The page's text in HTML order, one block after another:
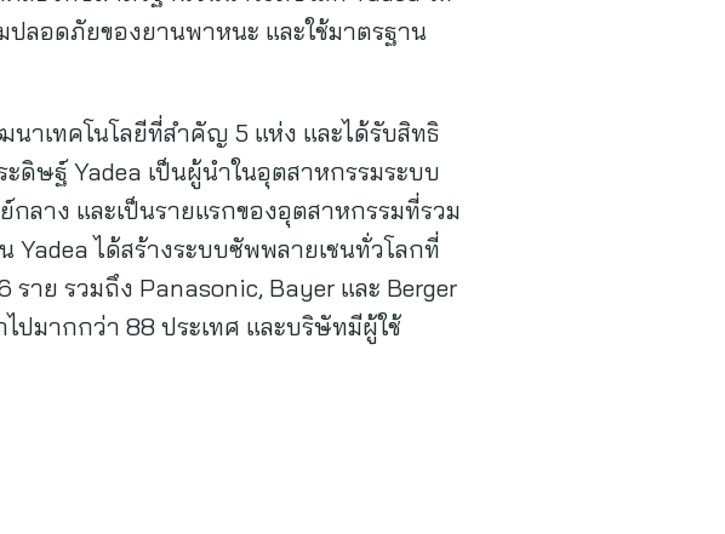
ลอดภัยของยานพาหนะ และใช้มาตรฐาน
าเทคโนโลยีที่สำคัญ 5 แห่ง และได้รับสิทธิ
ดิษฐ์ Yadea เป็นผู้นำในอุตสาหกรรมระบบ
ลาง และเป็นรายแรกของอุตสาหกรรมที่รวม
ได้สร้างระบบซัพพลายเชนทั่วโลกที่
าย รวมถึง Panasonic, Bayer และ Berger
ปมากกว่า 88 ประเทศ และบริษัทมีผู้ใช้